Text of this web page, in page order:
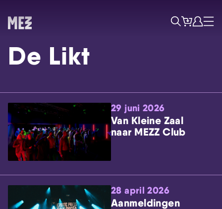
Skip navigatie
ZoekTicketsAccount
Menu
De Likt
29 juni 2026
Van Kleine Zaal
naar MEZZ Club
28 april 2026
Aanmeldingen